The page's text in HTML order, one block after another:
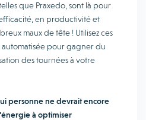
telles que Praxedo, sont là pour
en productivité et
maux de tête ! Utilisez ces
pour gagner du
des tournées à votre
personne ne devrait encore
à optimiser